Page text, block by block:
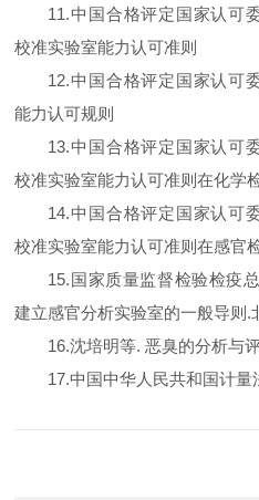
11.中国合格评定国家认可
校准实验室能力认可准则
12.中国合格评定国家认可
能力认可规则
13.中国合格评定国家认可
校准实验室能力认可准则在化学
14.中国合格评定国家认可
校准实验室能力认可准则在感官
15.国家质量监督检验检疫
建立感官分析实验室的一般导则 .
16.沈培明等.恶臭的分析与
17.中国中华人民共和国计量